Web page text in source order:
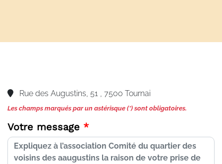
Rue des Augustins, 51 , 7500 Tournai
Les champs marqués par un astérisque (*) sont obligatoires.
Votre message